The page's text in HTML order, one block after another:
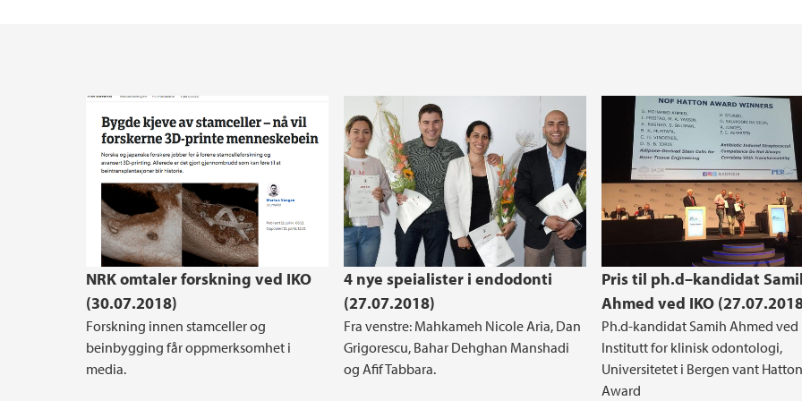
Reglement og prosedyrer Medisinsk
Etter- og videreutdanning For undervisere
Bruk av kunstig intelligens (KI) ved Det medisinske fakultet
Retningslinjer for
medisinske fakultet
Kommunikasjonstips for vitenskapeleg ansatte
Globale
Alrek helseklynge
Vestlandslegen
Driv - Senter for kvinnehelseforskning
Enhet for læring
Arealprosessen ved Det medisinske fakultet
NRK omtaler forskning ved IKO
(30.07.2018)
Forskning innen stamceller og
beinbygging får oppmerksomhet i
media.
4 nye speialister i endodonti
(27.07.2018)
Fra venstre: Mahkameh Nicole Aria, Dan
Grigorescu, Bahar Dehghan Manshadi
og Afif Tabbara.
Pris til ph.d–kandidat
Ahmed ved IKO
Ph.d-kandidat Samih Ahmed ved
Institutt for klinisk odontologi,
Universitetet i Bergen vant Hatton
Award